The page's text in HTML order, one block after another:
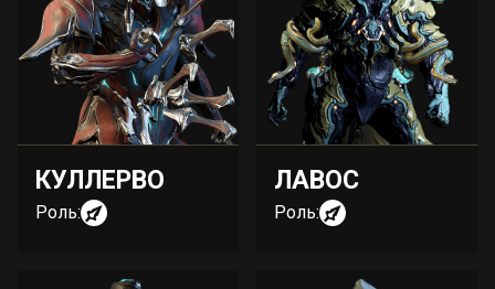
КУЛЛЕРВО
Роль:
ЛАВОС
Роль: